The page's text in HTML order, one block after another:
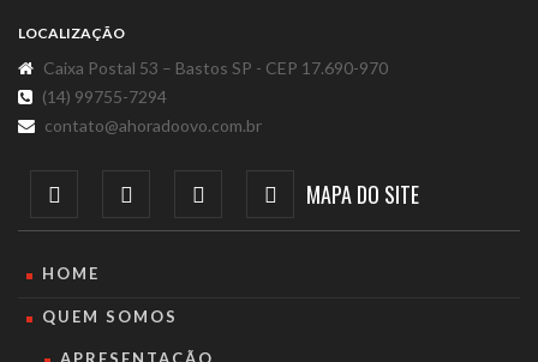
LOCALIZAÇÃO
Caixa Postal 53 – Bastos SP - CEP 17.690-970
(14) 99755-7294
contato@ahoradoovo.com.br
MAPA DO SITE
HOME
QUEM SOMOS
APRESENTAÇÃO